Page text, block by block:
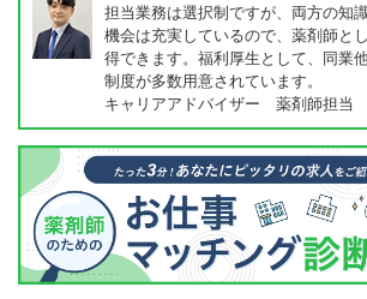
担当業務は選択制ですが、両方の知
機会は充実しているので、薬剤師と
得できます。福利厚生として、同業
制度が多数用意されています。
キャリアアドバイザー 薬剤師担当